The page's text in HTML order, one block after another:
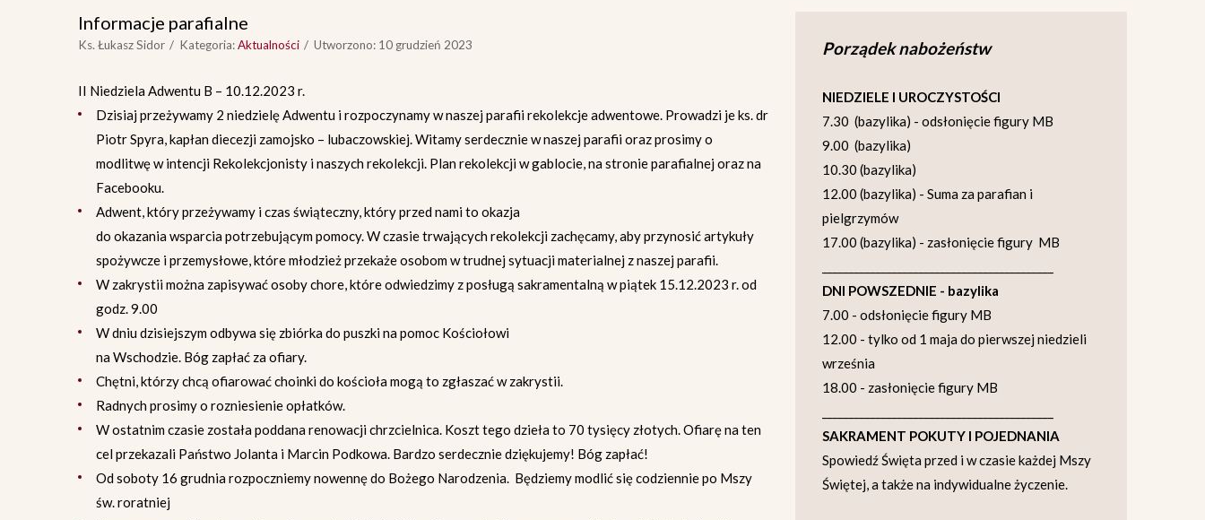
Informacje parafialne
Ks. Łukasz Sidor Kategoria:Aktualności Utworzono: 10 grudzień 2023
II Niedziela Adwentu B – 10.12.2023 r.
Dzisiaj przeżywamy 2 niedzielę Adwentu i rozpoczynamy w naszej parafii rekolekcje adwentowe. Prowadzi je ks. dr
Piotr Spyra, kapłan diecezji zamojsko – lubaczowskiej. Witamy serdecznie w naszej parafii oraz prosimy o
modlitwę w intencji Rekolekcjonisty i naszych rekolekcji. Plan rekolekcji w gablocie, na stronie parafialnej oraz na
Facebooku.
Adwent, który przeżywamy i czas świąteczny, który przed nami to okazja
do okazania wsparcia potrzebującym pomocy. W czasie trwających rekolekcji zachęcamy, aby przynosić artykuły
spożywcze i przemysłowe, które młodzież przekaże osobom w trudnej sytuacji materialnej z naszej parafii.
W zakrystii można zapisywać osoby chore, które odwiedzimy z posługą sakramentalną w piątek 15.12.2023 r. od
godz. 9.00
W dniu dzisiejszym odbywa się zbiórka do puszki na pomoc Kościołowi
na Wschodzie. Bóg zapłać za ofiary.
Chętni, którzy chcą ofiarować choinki do kościoła mogą to zgłaszać w zakrystii.
Radnych prosimy o rozniesienie opłatków.
W ostatnim czasie została poddana renowacji chrzcielnica. Koszt tego dzieła to 70 tysięcy złotych. Ofiarę na ten
cel przekazali Państwo Jolanta i Marcin Podkowa. Bardzo serdecznie dziękujemy! Bóg zapłać!
Od soboty 16 grudnia rozpoczniemy nowennę do Bożego Narodzenia. Będziemy modlić się codziennie po Mszy
św. roratniej
Porządek nabożeństw
NIEDZIELE I UROCZYSTOŚCI
7.30 (bazylika) - odsłonięcie figury MB
9.00 (bazylika)
10.30 (bazylika)
12.00 (bazylika) - Suma za parafian i
pielgrzymów
17.00 (bazylika) - zasłonięcie figury MB
DNI POWSZEDNIE - bazylika
7.00 - odsłonięcie figury MB
12.00 - tylko od 1 maja do pierwszej niedzieli
września
18.00 - zasłonięcie figury MB
SAKRAMENT POKUTY I POJEDNANIA
Spowiedź Święta przed i w czasie każdej Mszy
Świętej, a także na indywidualne życzenie.